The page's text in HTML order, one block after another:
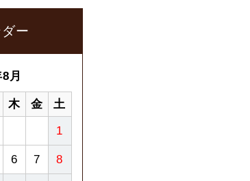
ー
月
木 金 土
1
6 7 8